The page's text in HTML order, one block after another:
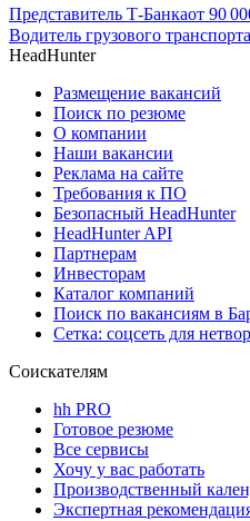
Представитель Т-Банкаот 90
Водитель грузового транспорта
HeadHunter
Размещение вакансий
Поиск по резюме
О компании
Наши вакансии
Реклама на сайте
Требования к ПО
Безопасный HeadHunter
HeadHunter API
Партнерам
Инвесторам
Каталог компаний
Поиск по вакансиям в
Сетка: соцсеть для
Соискателям
hh PRO
Готовое резюме
Все сервисы
Хочу у вас работать
Производственный
Экспертная